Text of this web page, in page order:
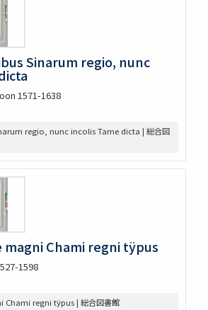
et Tartariæ Maioris
regionis, Asiæ scilicet extremas
& regna
ofte schopaert von John Huygen van
ofte Rorlugarels Indien]
vulgo Mar del Zur) cum regionibus
insulisq́ue in eodem passim sparsis,
terrę descriptione Gerardi Mercatoris
Zeit nach den fürnemesten
und beschribenist
et augmenteé, dessus toutes les
faictes
cura delineata
regio, nunc incolis Tame dicta
Sinarum regio, nunc
1571-1638
regio, nunc incolis Tame dicta | 総合図
magni Chami regni tÿpus
1598
Chami regni tÿpus | 総合図書館